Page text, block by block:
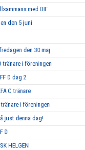
med DIF
den 5 juni
den 30 maj
tränare i föreningen
D dag 2
C tränare
i föreningen
just denna dag!
D
HELGEN